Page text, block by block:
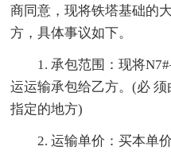
商同意，现将铁塔基础的
方，具体事议如下。
1. 承包范围：现将
运运输承包给乙方。(必
指定的地方)
2. 运输单价：买本单